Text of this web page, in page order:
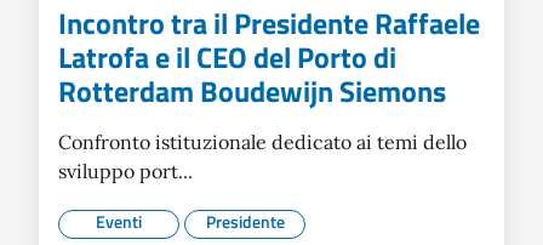
Incontro tra il Presidente Raffaele
Latrofa e il CEO del Porto di
Rotterdam Boudewijn Siemons
Confronto istituzionale dedicato ai temi dello
sviluppo port...
Eventi Presidente